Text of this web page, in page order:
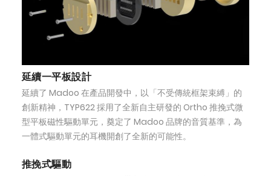
延續一平板設計
延續了 Madoo 在產品開發中，以「不受傳統框架束縛」的
創新精神，TYP622 採用了全新自主研發的 Ortho 推挽式微
型平板磁性驅動單元，奠定了 Madoo 品牌的音質基準，為
一體式驅動單元的耳機開創了全新的可能性。
推挽式驅動